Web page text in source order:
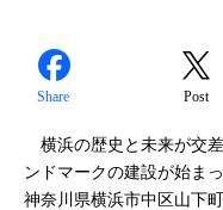
Share Post
横浜の歴史と未来が交
ンドマークの建設が始ま
神奈川県横浜市中区山下